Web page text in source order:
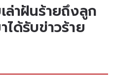
ล่าฝันร้ายถึงลูก
ด้รับข่าวร้าย